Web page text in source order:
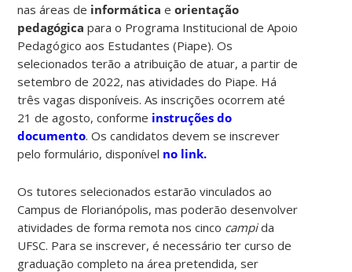
nas áreas de informática eorientação
pedagógicapara o Programa Institucional de Apoio
Pedagógico aos Estudantes (Piape). Os
selecionados terão a atribuição de atuar, a partir de
setembro de 2022, nas atividades do Piape. Há
três vagas disponíveis. As inscrições ocorrem até
21 de agosto, conforme instruções do
documento. Os candidatos devem se inscrever
pelo formulário, disponível no link.
Os tutores selecionados estarão vinculados ao
Campus de Florianópolis, mas poderão desenvolver
atividades de forma remota nos cinco campida
UFSC. Para se inscrever, é necessário ter curso de
graduação completo na área pretendida, ser